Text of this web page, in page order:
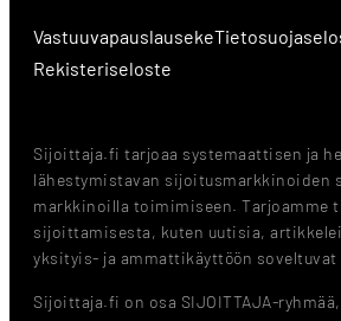
Vastuuvapauslauseke
Rekisteriseloste
Sijoittaja.fi tarjoaa systemaattisen ja
lähestymistavan sijoitusmarkkinoiden
markkinoilla toimimiseen. Tarjoamme
sijoittamisesta, kuten uutisia,
yksityis- ja ammattikäyttöön
Sijoittaja.fi on osa SIJOITTAJA-